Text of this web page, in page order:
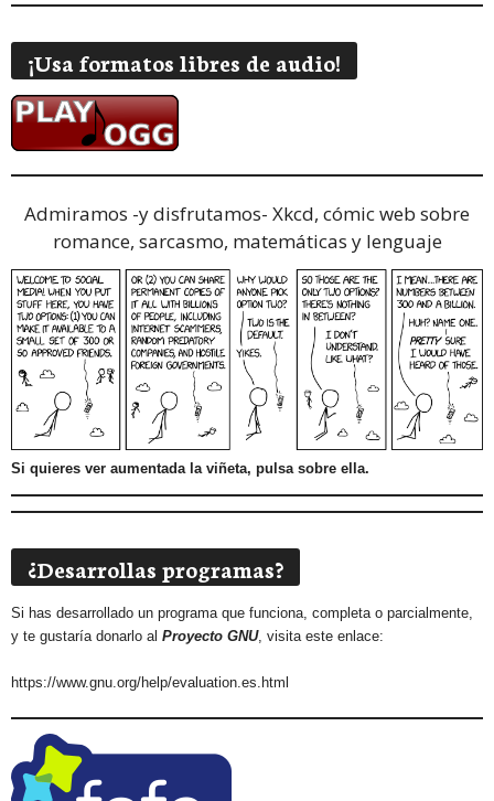
¡Usa formatos libres de audio!
Admiramos -y disfrutamos- Xkcd, cómic web sobre
romance, sarcasmo, matemáticas y lenguaje
Si quieres ver aumentada la viñeta, pulsa sobre ella.
¿Desarrollas programas?
Si has desarrollado un programa que funciona, completa o parcialmente,
y te gustaría donarlo al Proyecto GNU, visita este enlace:
https://www.gnu.org/help/evaluation.es.html